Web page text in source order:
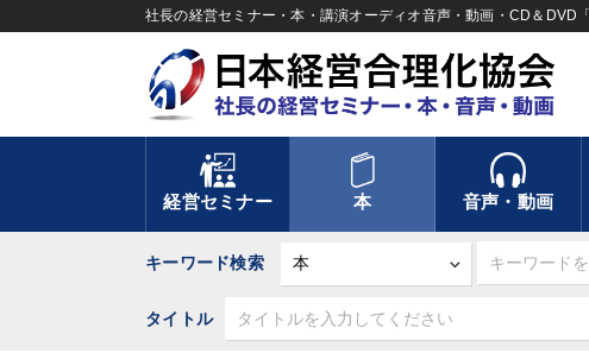
社長の経営セミナー・本・講演オーディオ音声・動画・CD＆DVD
経営セミナー 本 音声・動画
キーワード検索
タイトル